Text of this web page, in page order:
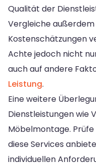
Qualität der
Vergleiche außerdem
Kostenschätzungen
Achte jedoch nicht
auch auf andere
Leistung.
Eine weitere
Dienstleistungen wie
Möbelmontage.
diese Services
individuellen